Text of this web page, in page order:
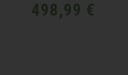
498,99 €